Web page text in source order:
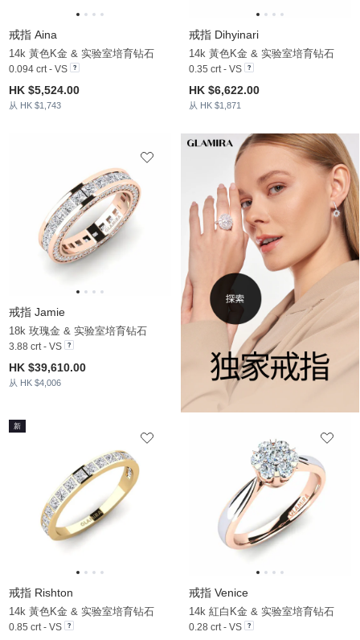
戒指 Aina
14k 黃色K金 & 实验室培育钻石
0.094 crt - VS
HK $5,524.00
从 HK $1,743
戒指 Dihyinari
14k 黃色K金 & 实验室培育钻石
0.35 crt - VS
HK $6,622.00
从 HK $1,871
戒指 Jamie
18k 玫瑰金 & 实验室培育钻石
3.88 crt - VS
HK $39,610.00
从 HK $4,006
戒指 Rishton
14k 黃色K金 & 实验室培育钻石
0.85 crt - VS
新
戒指 Venice
14k 紅白K金 & 实验室培育钻石
0.28 crt - VS